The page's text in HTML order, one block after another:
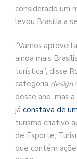
considerado um
levou Brasília a
“Vamos
ainda mais
turística”, disse
categoria design
deste ano, mas
já constava de
turismo criativo
de Esporte,
que contém